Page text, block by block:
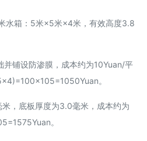
水箱：5米×5米×4米，有效高度3.8
铺设防渗膜，成本约为10Yuan/平
。
，底板厚度为3.0毫米，成本约为
。